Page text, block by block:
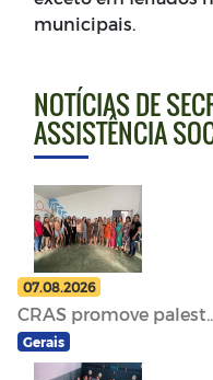
municipais.
NOTÍCIAS DE
ASSISTÊNCIA
07.08.2026
CRAS promove
Gerais